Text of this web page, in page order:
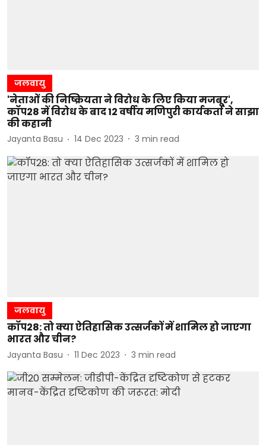
जलवायु
'नेताओं की निष्क्रियता ने विरोध के लिए किया मजबूर',
कॉप28 में विरोध के बाद 12 वर्षीय मणिपुरी कार्यकर्ता ने साझा
की कहानी
Jayanta Basu 14 Dec 2023 3 min read
जलवायु
कॉप28: तो क्या ऐतिहासिक उत्सर्जकों में शामिल हो जाएगा
भारत और चीन?
Jayanta Basu 11 Dec 2023 3 min read